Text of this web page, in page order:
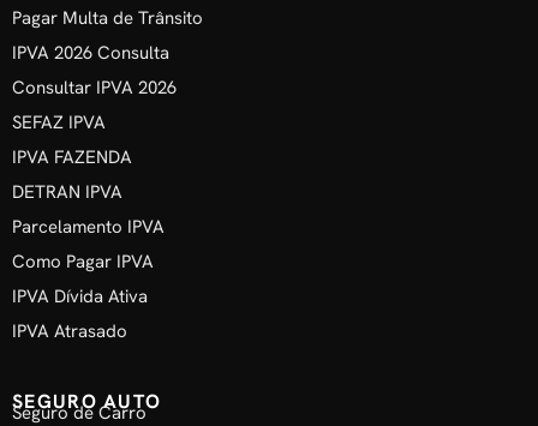
Pagar Multa de Trânsito
IPVA 2026 Consulta
Consultar IPVA 2026
SEFAZ IPVA
IPVA FAZENDA
DETRAN IPVA
Parcelamento IPVA
Como Pagar IPVA
IPVA Dívida Ativa
IPVA Atrasado
SEGURO AUTO
Seguro de Carro